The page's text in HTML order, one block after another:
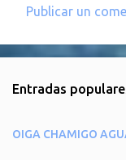
e
t
Publicar un
Entradas
OIGA CHAMIGO